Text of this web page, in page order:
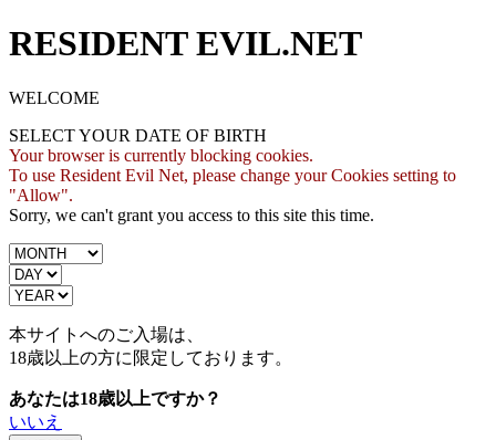
RESIDENT EVIL.NET
WELCOME
SELECT YOUR DATE OF BIRTH
Your browser is currently blocking cookies.
To use Resident Evil Net, please change your Cookies setting to
"Allow".
Sorry, we can't grant you access to this site this time.
本サイトへのご入場は、
18歳以上の方に限定しております。
あなたは18歳以上ですか？
いいえ